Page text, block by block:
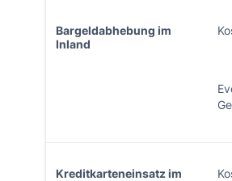
Bargeldabhebung im
Inland
Kreditkarteneinsatz im